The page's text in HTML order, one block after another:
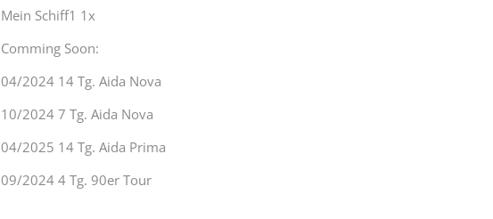
Mein Schiff1 1x
Comming Soon:
04/2024 14 Tg. Aida Nova
10/2024 7 Tg. Aida Nova
04/2025 14 Tg. Aida Prima
09/2024 4 Tg. 90er Tour